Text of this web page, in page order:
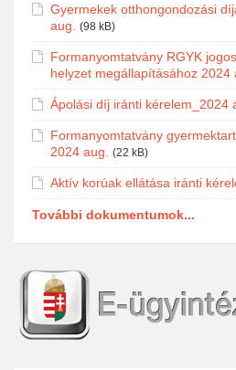
Gyermekek otthongondozási
aug.
(98 kB)
Formanyomtatvány RGYK
helyzet megállapításához 2024
Ápolási díj iránti kérelem_2024
Formanyomtatvány
2024 aug.
(22 kB)
Aktív korúak ellátása iránti
További dokumentumok...